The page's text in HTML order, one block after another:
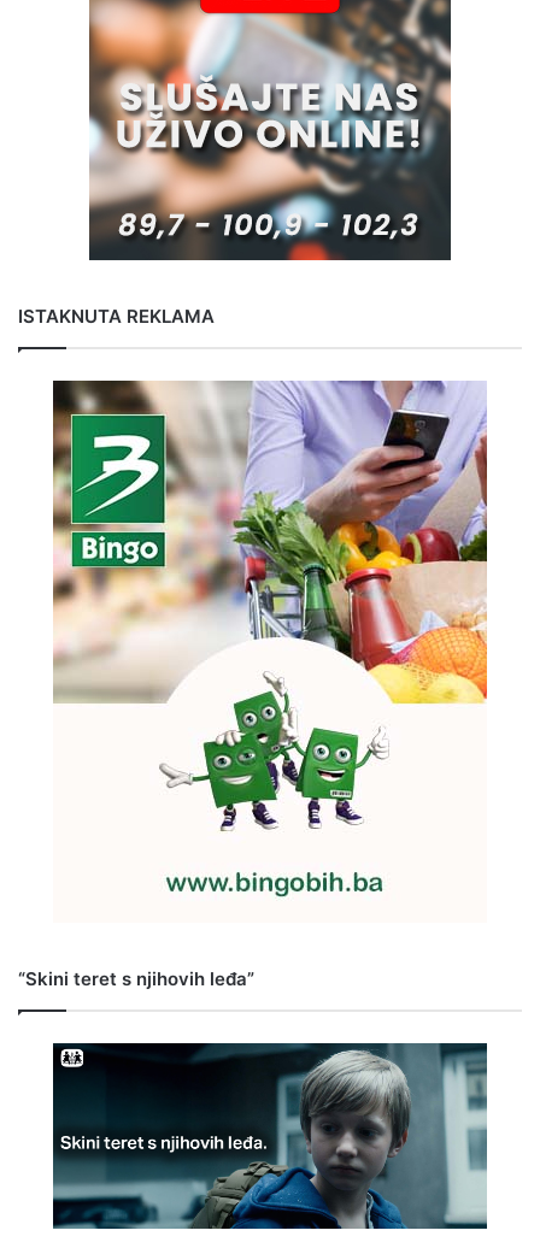
ISTAKNUTA REKLAMA
“Skini teret s njihovih leđa”